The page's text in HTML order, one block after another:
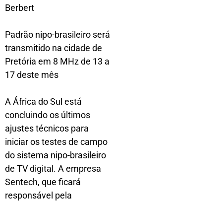
Berbert
Padrão nipo-brasileiro será
transmitido na cidade de
Pretória em 8 MHz de 13 a
17 deste mês
A África do Sul está
concluindo os últimos
ajustes técnicos para
iniciar os testes de campo
do sistema nipo-brasileiro
de TV digital. A empresa
Sentech, que ficará
responsável pela